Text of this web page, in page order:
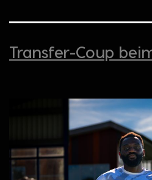
Transfer-Coup